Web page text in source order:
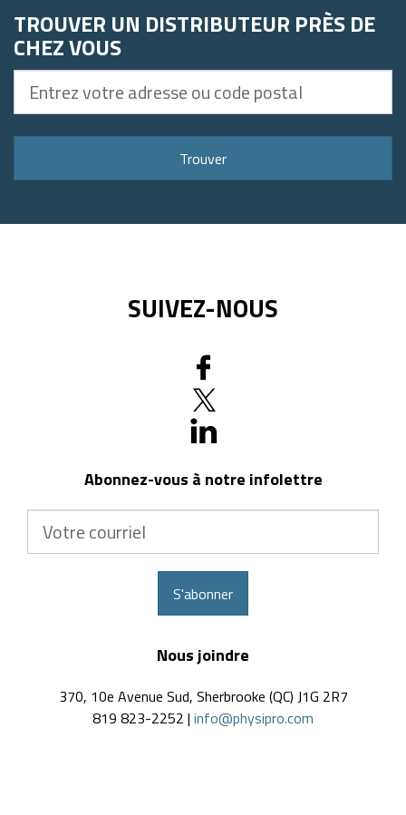
TROUVER UN DISTRIBUTEUR PRÈS DE
CHEZ VOUS
votre
Trouver
SUIVEZ-NOUS
Abonnez-vous à notre infolettre
S'abonner
Nous joindre
370, 10e Avenue Sud, Sherbrooke (QC) J1G 2R7
819 823-2252 | info@physipro.com